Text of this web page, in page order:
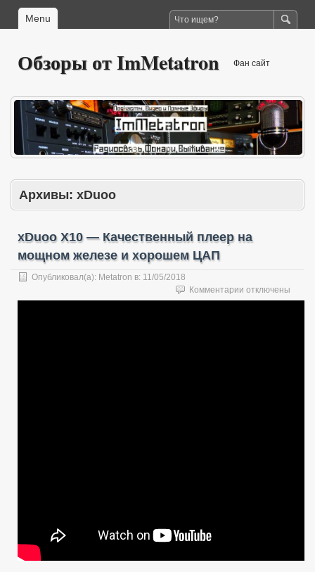
Menu
Обзоры от ImMetatron Фан сайт
Архивы: xDuoo
xDuoo X10 — Качественный плеер на
мощном железе и хорошем ЦАП
Опубликовал(а): Metatron в: 11/05/2018
Комментарии к
записи
отключены